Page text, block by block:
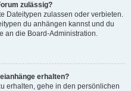
zulässig?
Dateitypen zulassen oder verbieten.
du anhängen kannst und du
an die Board-Administration.
erhalten?
erhalten, gehe in den persönlichen